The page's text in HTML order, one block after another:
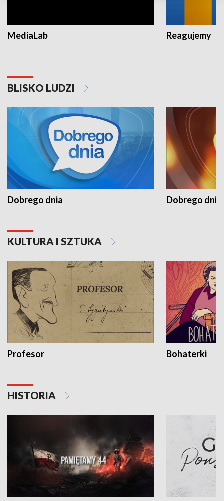
MediaLab Reagujemy
BLISKO LUDZI
Dobrego dnia Dobrego dnia
KULTURA I SZTUKA
Profesor Bohaterki
HISTORIA